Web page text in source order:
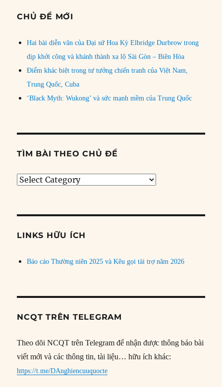
CHỦ ĐỀ MỚI
Hai bài diễn văn của Đại sứ Hoa Kỳ Elbridge Durbrow trong
dịp khởi công và khánh thành xa lộ Sài Gòn – Biên Hòa
Điểm khác biệt trong tư tưởng chiến tranh của Việt Nam,
Trung Quốc, Cuba
‘Black Myth: Wukong’ và sức mạnh mềm của Trung Quốc
TÌM BÀI THEO CHỦ ĐỀ
Tìm
đề
LINKS HỮU ÍCH
Báo cáo Thường niên 2025 và Kêu gọi tài trợ năm 2026
NCQT TRÊN TELEGRAM
Theo dõi NCQT trên Telegram để nhận được thông báo bài
viết mới và các thông tin, tài liệu… hữu ích khác:
https://t.me/DAnghiencuuquocte